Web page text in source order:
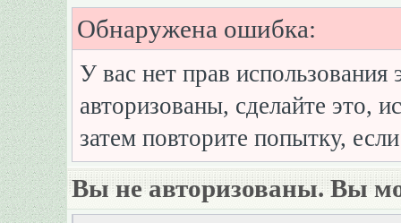
Обнаружена ошибка:
У вас нет прав
авторизованы, сделайте это,
затем повторите попытку,
Вы не авторизованы. Вы